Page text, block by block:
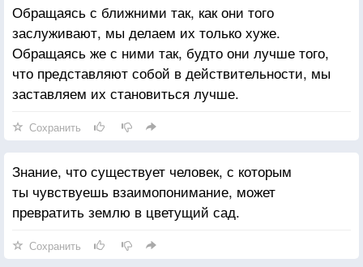
Обращаясь с ближними так, как они того
заслуживают, мы делаем их только хуже.
Обращаясь же с ними так, будто они лучше того,
что представляют собой в действительности, мы
заставляем их становиться лучше.
Сохранить
Знание, что существует человек, с которым
ты чувствуешь взаимопонимание, может
превратить землю в цветущий сад.
Сохранить